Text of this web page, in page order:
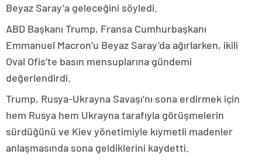
Beyaz Saray’a geleceğini söyledi.
ABD Başkanı Trump, Fransa Cumhurbaşkanı
Emmanuel Macron’u Beyaz Saray’da ağırlarken, ikili
Oval Ofis’te basın mensuplarına gündemi
değerlendirdi.
Trump, Rusya-Ukrayna Savaşı’nı sona erdirmek için
hem Rusya hem Ukrayna tarafıyla görüşmelerin
sürdüğünü ve Kiev yönetimiyle kıymetli madenler
anlaşmasında sona geldiklerini kaydetti.